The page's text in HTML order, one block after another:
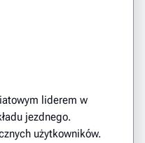
liderem w
jezdnego.
użytkowników.